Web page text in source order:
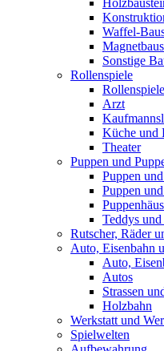
Waffel-
Sonstige
Rollenspiele
Arzt
Küche und
Theater
Puppen und
Puppen
Puppen
Teddys
Rutscher, Räder
Auto, Eisenbahn
Auto,
Autos
Strassen
Holzbahn
Werkstatt und
Spielwelten